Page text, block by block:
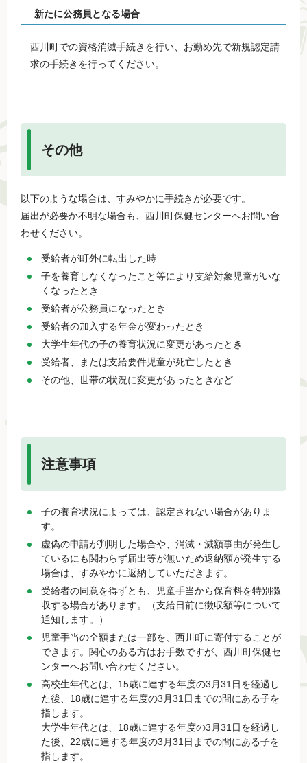
新たに公務員となる場合
西川町での資格消滅手続きを行い、お勤め先で新規認定請
求の手続きを行ってください。
その他
以下のような場合は、すみやかに手続きが必要です。
届出が必要か不明な場合も、西川町保健センターへお問い合
わせください。
受給者が町外に転出した時
子を養育しなくなったこと等により支給対象児童がいな
くなったとき
受給者が公務員になったとき
受給者の加入する年金が変わったとき
大学生年代の子の養育状況に変更があったとき
受給者、または支給要件児童が死亡したとき
その他、世帯の状況に変更があったときなど
注意事項
子の養育状況によっては、認定されない場合がありま
す。
虚偽の申請が判明した場合や、消滅・減額事由が発生し
ているにも関わらず届出等が無いため返納額が発生する
場合は、すみやかに返納していただきます。
受給者の同意を得ずとも、児童手当から保育料を特別徴
収する場合があります。（支給日前に徴収額等について
通知します。）
児童手当の全額または一部を、西川町に寄付することが
できます。関心のある方はお手数ですが、西川町保健セ
ンターへお問い合わせください。
高校生年代とは、15歳に達する年度の3月31日を経過し
た後、18歳に達する年度の3月31日までの間にある子を
指します。
大学生年代とは、18歳に達する年度の3月31日を経過し
た後、22歳に達する年度の3月31日までの間にある子を
指します。